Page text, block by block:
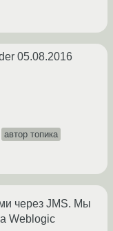
05.08.2016
автор топика
через JMS. Мы
Weblogic